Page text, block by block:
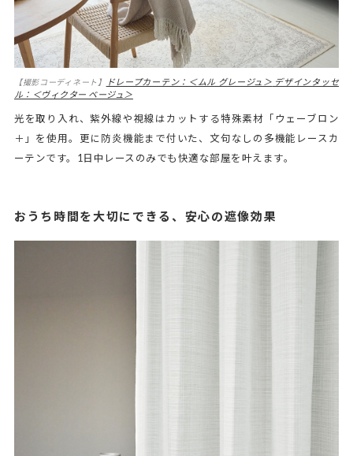
【撮影コーディネート】 ドレープカーテン：＜ムル グレージュ＞ デザインタッセ
ル：＜ヴィクター ベージュ＞
光を取り入れ、紫外線や視線はカットする特殊素材「ウェーブロン
＋」を使用。更に防炎機能まで付いた、文句なしの多機能レースカ
ーテンです。1日中レースのみでも快適な部屋を叶えます。
おうち時間を大切にできる、安心の遮像効果